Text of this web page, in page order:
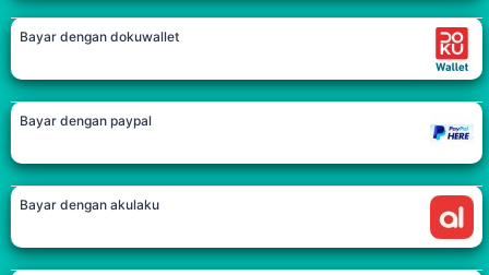
Bayar dengan dokuwallet
Bayar dengan paypal
Bayar dengan akulaku